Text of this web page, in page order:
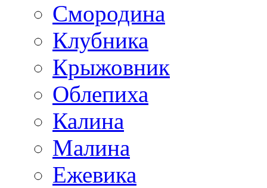
Смородина
Клубника
Крыжовник
Облепиха
Калина
Малина
Ежевика